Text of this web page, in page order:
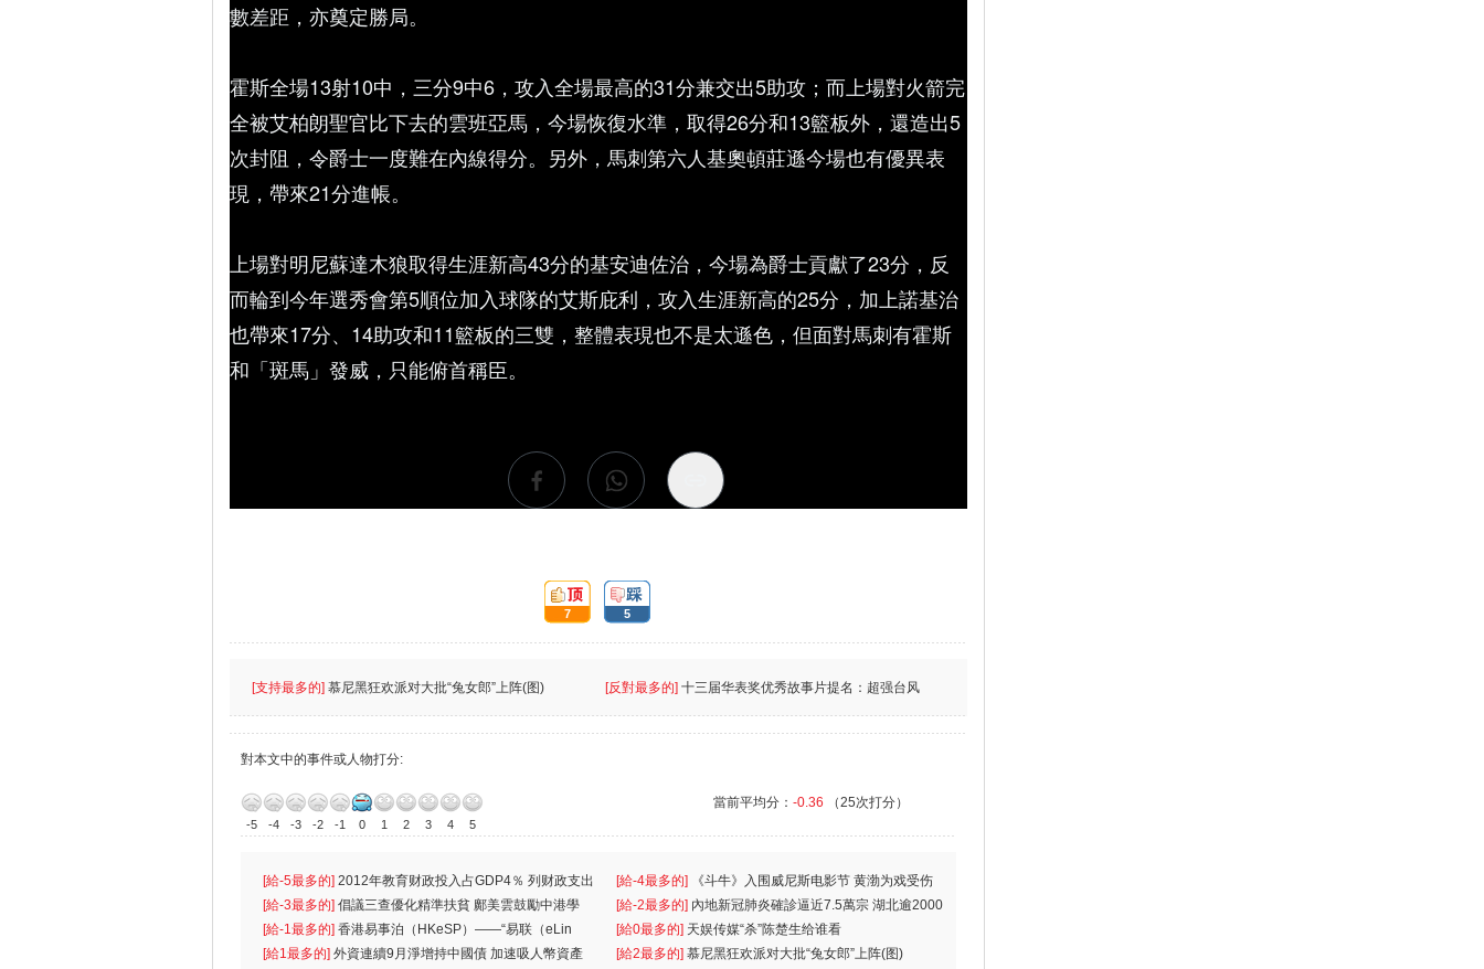
數差距，亦奠定勝局。
霍斯全場13射10中，三分9中6，攻入全場最高的31分兼交出5助攻；而上場對火箭完
全被艾柏朗聖官比下去的雲班亞馬，今場恢復水準，取得26分和13籃板外，還造出5
次封阻，令爵士一度難在內線得分。另外，馬刺第六人基奧頓莊遜今場也有優異表
現，帶來21分進帳。
上場對明尼蘇達木狼取得生涯新高43分的基安迪佐治，今場為爵士貢獻了23分，反
而輪到今年選秀會第5順位加入球隊的艾斯庇利，攻入生涯新高的25分，加上諾基治
也帶來17分、14助攻和11籃板的三雙，整體表現也不是太遜色，但面對馬刺有霍斯
和「斑馬」發威，只能俯首稱臣。
頂:
7
踩:
5
[支持最多的] 慕尼黑狂欢派对大批“兔女郎”上阵(图) [反對最多的] 十三届华表奖优秀故事片提名：超强台风
對本文中的事件或人物打分:
-5 -4 -3 -2 -1 0 1 2 3 4 5
當前平均分： -0.36 （25次打分）
[給-5最多的] 2012年教育财政投入占GDP4％ 列财政支出
首位
[給-4最多的]
《斗牛》入围威尼斯电影节 黄渤为戏受伤
一
[給-3最多的] 倡議三查優化精準扶貧 鄺美雲鼓勵中港學
生
[給-2最多的] 內地新冠肺炎確診逼近7.5萬宗 湖北逾2000
人
[給-1最多的] 香港易事泊（HKeSP）——“易联（eLin
k）”项目
[給0最多的] 天娱传媒“杀”陈楚生给谁看
[給1最多的] 外資連續9月淨增持中國債 加速吸人幣資產 [給2最多的] 慕尼黑狂欢派对大批“兔女郎”上阵(图)